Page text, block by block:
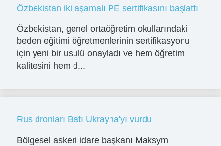
Özbekistan iki aşamalı PE sertifikasını başlattı
Özbekistan, genel ortaöğretim okullarındaki
beden eğitimi öğretmenlerinin sertifikasyonu
için yeni bir usulü onayladı ve hem öğretim
kalitesini hem d...
Rus dronları Batı Ukrayna'yı vurdu
Bölgesel askeri idare başkanı Maksym